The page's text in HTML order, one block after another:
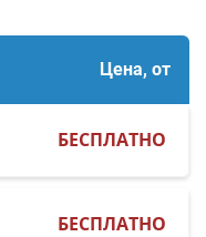
Цена, от
БЕСПЛАТНО
БЕСПЛАТНО